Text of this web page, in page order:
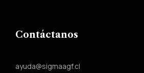
Contáctanos
ayuda@sigmaagf.cl